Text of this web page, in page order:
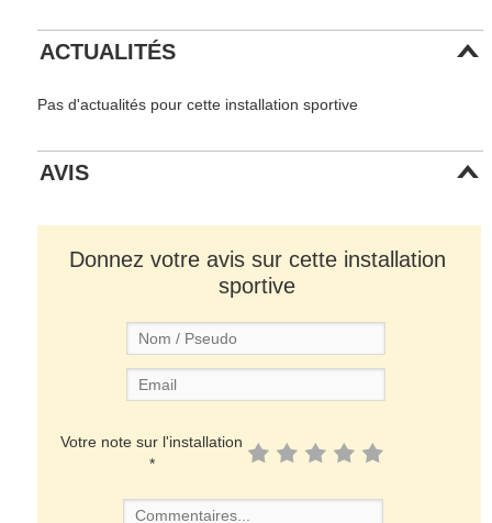
ACTUALITÉS
Pas d'actualités pour cette installation sportive
AVIS
Donnez votre avis sur cette installation
sportive
Votre note sur l'installation
*